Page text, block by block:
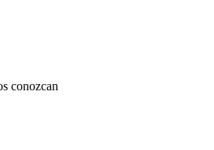
conozcan